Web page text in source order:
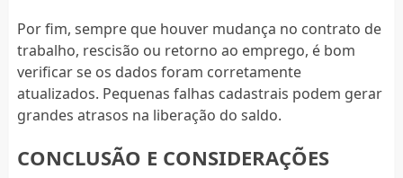
Por fim, sempre que houver mudança no contrato de
trabalho, rescisão ou retorno ao emprego, é bom
verificar se os dados foram corretamente
atualizados. Pequenas falhas cadastrais podem gerar
grandes atrasos na liberação do saldo.
CONCLUSÃO E CONSIDERAÇÕES